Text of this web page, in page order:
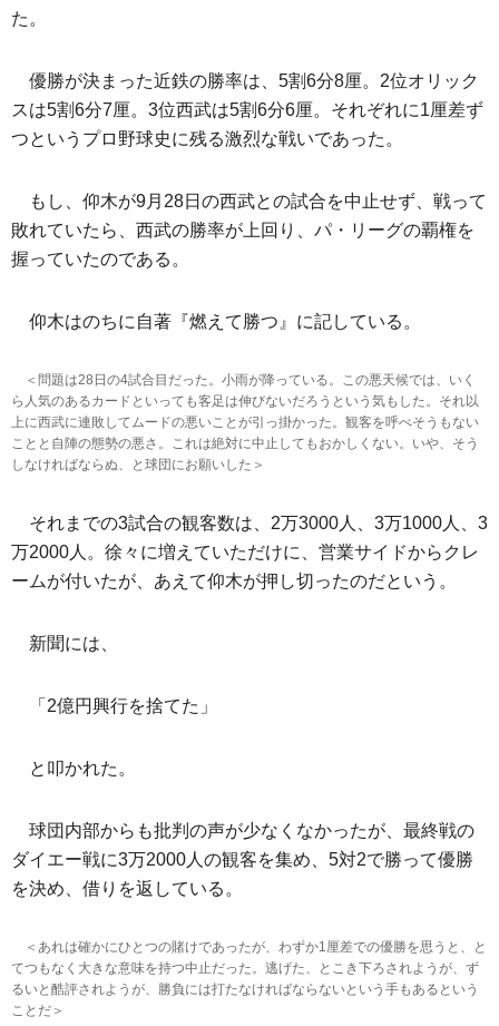
た。
優勝が決まった近鉄の勝率は、5割6分8厘。2位オリック
スは5割6分7厘。3位西武は5割6分6厘。それぞれに1厘差ず
つというプロ野球史に残る激烈な戦いであった。
もし、仰木が9月28日の西武との試合を中止せず、戦って
敗れていたら、西武の勝率が上回り、パ・リーグの覇権を
握っていたのである。
仰木はのちに自著『燃えて勝つ』に記している。
＜問題は28日の4試合目だった。小雨が降っている。この悪天候では、いく
ら人気のあるカードといっても客足は伸びないだろうという気もした。それ以
上に西武に連敗してムードの悪いことが引っ掛かった。観客を呼べそうもない
ことと自陣の態勢の悪さ。これは絶対に中止してもおかしくない。いや、そう
しなければならぬ、と球団にお願いした＞
それまでの3試合の観客数は、2万3000人、3万1000人、3
万2000人。徐々に増えていただけに、営業サイドからクレ
ームが付いたが、あえて仰木が押し切ったのだという。
新聞には、
「2億円興行を捨てた」
と叩かれた。
球団内部からも批判の声が少なくなかったが、最終戦の
ダイエー戦に3万2000人の観客を集め、5対2で勝って優勝
を決め、借りを返している。
＜あれは確かにひとつの賭けであったが、わずか1厘差での優勝を思うと、と
てつもなく大きな意味を持つ中止だった。逃げた、とこき下ろされようが、ず
るいと酷評されようが、勝負には打たなければならないという手もあるという
ことだ＞